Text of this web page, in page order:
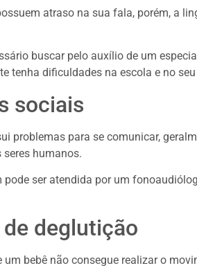
atraso na sua fala, porém, a
buscar pelo auxílio de um
tenha dificuldades na escola e no
sociais
problemas para se comunicar,
humanos.
pode ser atendida por um
deglutição
um bebê não consegue realizar o